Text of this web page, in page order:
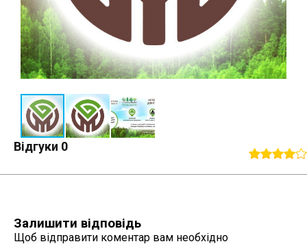
Відгуки 0
Залишити відповідь
Щоб відправити коментар вам необхідно